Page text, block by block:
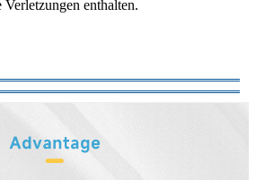
enthalten.